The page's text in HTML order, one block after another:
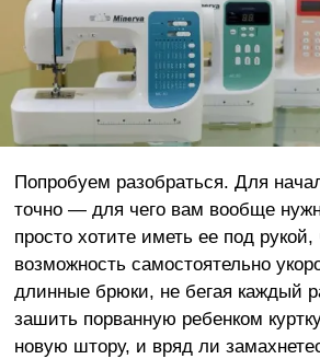
Попробуем разобраться. Для
точно — для чего вам вообще
просто хотите иметь ее под
возможность самостоятельно
длинные брюки, не бегая каждый
зашить порванную ребенком
новую штору, и вряд ли